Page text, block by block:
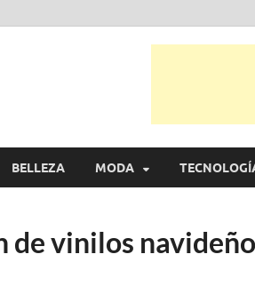
BELLEZA MODA
de vinilos